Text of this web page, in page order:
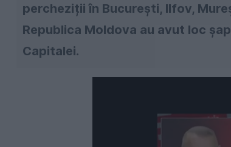
percheziții în București, Ilfov,
Republica Moldova au avut loc
Capitalei.